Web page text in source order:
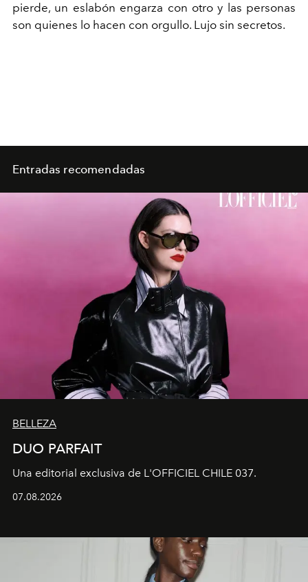
pierde, un eslabón engarza con otro y las personas
son quienes lo hacen con orgullo. Lujo sin secretos.
Entradas recomendadas
BELLEZA
DUO PARFAIT
Una editorial exclusiva de L'OFFICIEL CHILE 037.
07.08.2026